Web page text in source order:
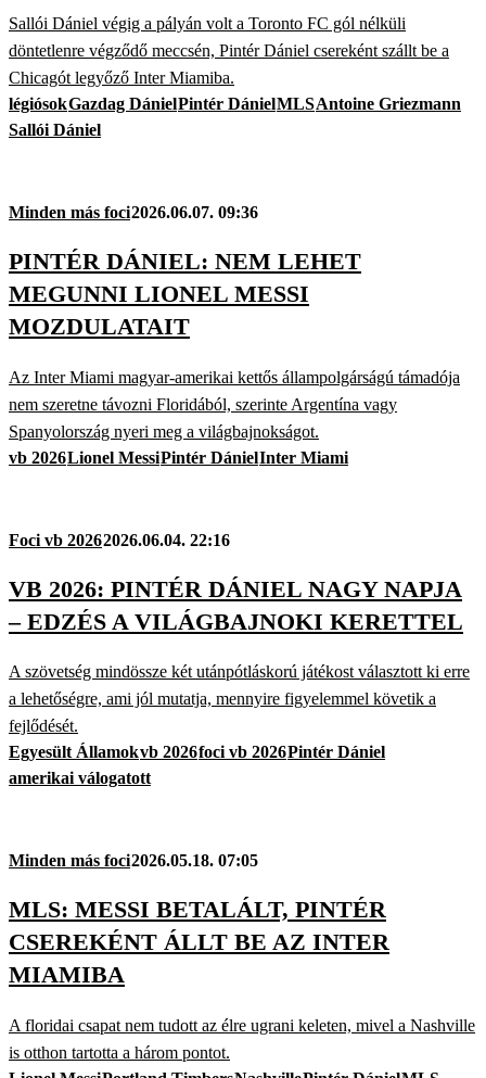
Sallói Dániel végig a pályán volt a Toronto FC gól nélküli
döntetlenre végződő meccsén, Pintér Dániel csereként szállt be a
Chicagót legyőző Inter Miamiba.
légiósokGazdag DánielPintér DánielMLSAntoine Griezmann
Sallói Dániel
Minden más foci2026.06.07. 09:36
PINTÉR DÁNIEL: NEM LEHET
MEGUNNI LIONEL MESSI
MOZDULATAIT
Az Inter Miami magyar-amerikai kettős állampolgárságú támadója
nem szeretne távozni Floridából, szerinte Argentína vagy
Spanyolország nyeri meg a világbajnokságot.
vb 2026Lionel MessiPintér DánielInter Miami
Foci vb 20262026.06.04. 22:16
VB 2026: PINTÉR DÁNIEL NAGY NAPJA
– EDZÉS A VILÁGBAJNOKI KERETTEL
A szövetség mindössze két utánpótláskorú játékost választott ki erre
a lehetőségre, ami jól mutatja, mennyire figyelemmel követik a
fejlődését.
Egyesült Államokvb 2026foci vb 2026Pintér Dániel
amerikai válogatott
Minden más foci2026.05.18. 07:05
MLS: MESSI BETALÁLT, PINTÉR
CSEREKÉNT ÁLLT BE AZ INTER
MIAMIBA
A floridai csapat nem tudott az élre ugrani keleten, mivel a Nashville
is otthon tartotta a három pontot.